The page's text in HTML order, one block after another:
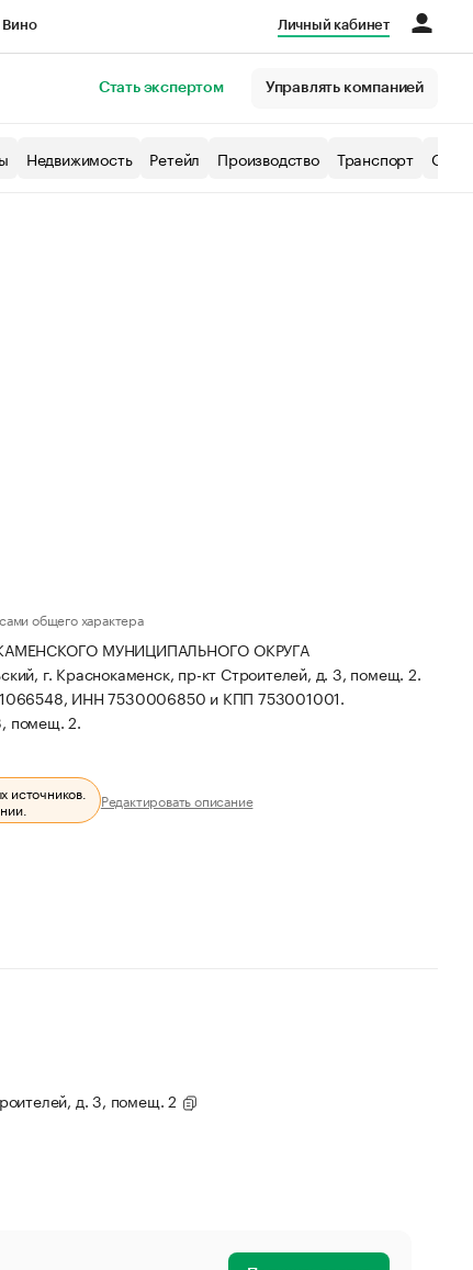
Вино Личный кабинет
Стать экспертом Управлять компанией
Недвижимость Ретейл Производство Транспорт
общего характера
МУНИЦИПАЛЬНОГО ОКРУГА
г. Краснокаменск, пр-кт Строителей, д. 3, помещ. 2.
ИНН 7530006850 и КПП 753001001.
помещ. 2.
источников. Редактировать описание
д. 3, помещ. 2